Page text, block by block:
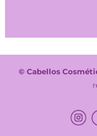
© Cabellos